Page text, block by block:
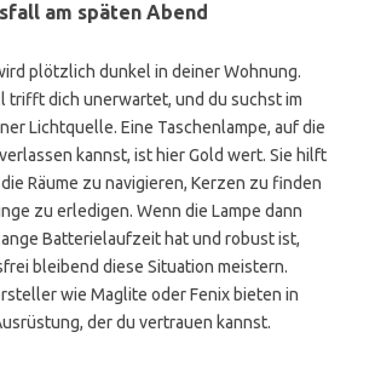
am späten Abend
plötzlich dunkel in deiner Wohnung.
trifft dich unerwartet, und du suchst im
Lichtquelle. Eine Taschenlampe, auf die
kannst, ist hier Gold wert. Sie hilft
Räume zu navigieren, Kerzen zu finden
zu erledigen. Wenn die Lampe dann
Batterielaufzeit hat und robust ist,
bleibend diese Situation meistern.
wie Maglite oder Fenix bieten in
der du vertrauen kannst.